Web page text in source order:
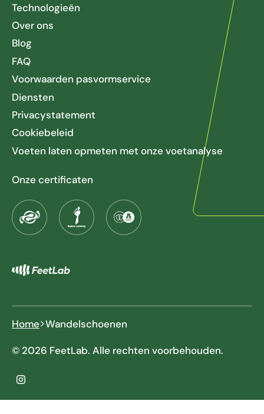
Technologieën
Over ons
Blog
FAQ
Voorwaarden pasvormservice
Diensten
Privacystatement
Cookiebeleid
Voeten laten opmeten met onze voetanalyse
Onze certificaten
Home Wandelschoenen
© 2026 FeetLab. Alle rechten voorbehouden.